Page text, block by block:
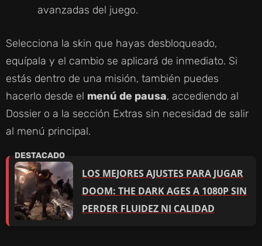
avanzadas del juego.
Selecciona la skin que hayas desbloqueado,
equípala y el cambio se aplicará de inmediato. Si
estás dentro de una misión, también puedes
hacerlo desde el menú de pausa, accediendo al
Dossier o a la sección Extras sin necesidad de salir
al menú principal.
LOS MEJORES AJUSTES PARA JUGAR
DOOM: THE DARK AGES A 1080P SIN
PERDER FLUIDEZ NI CALIDAD